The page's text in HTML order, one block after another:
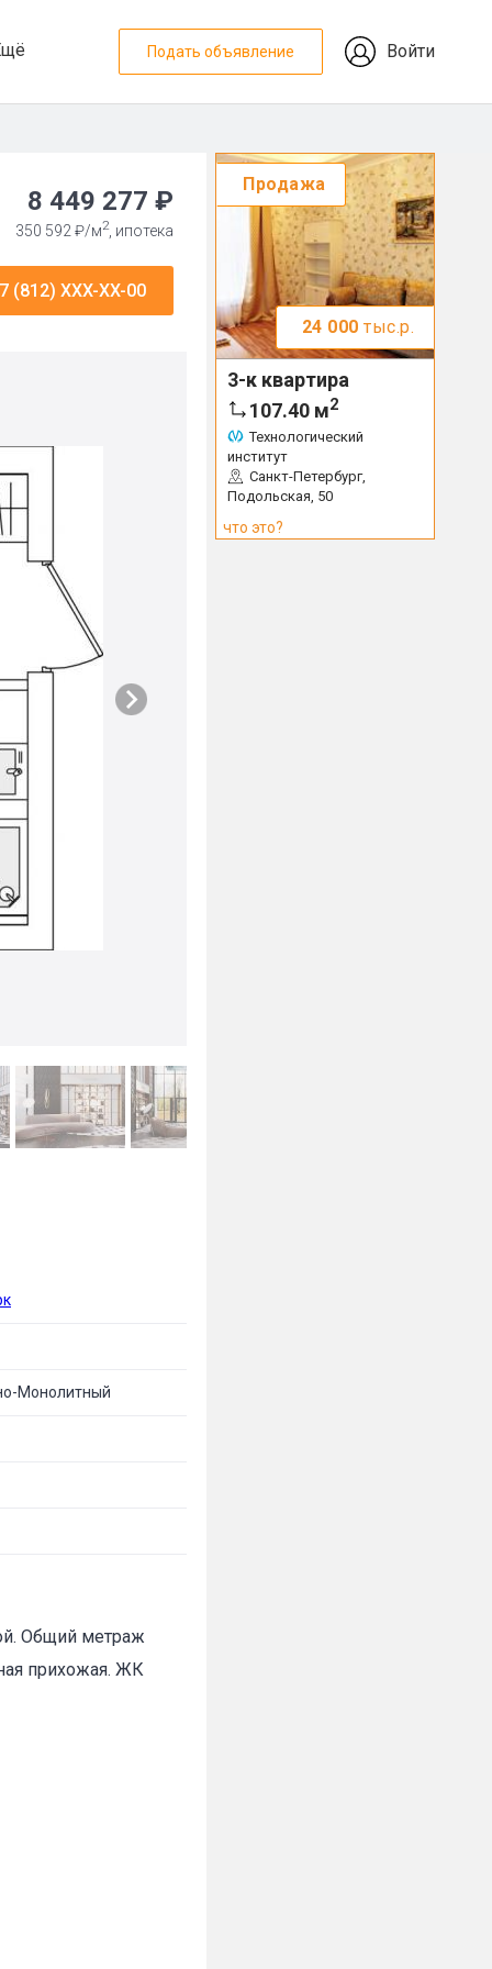
Подать объявление Войти
8 449 277 ₽
350 592 ₽/м2, ипотека
(812) XXX-XX-00
Монолитный
Общий метраж
прихожая. ЖК
Продажа
24 000 тыс.р.
3-к квартира
107.40 м2
Технологический
институт
Санкт-Петербург,
Подольская, 50
что это?